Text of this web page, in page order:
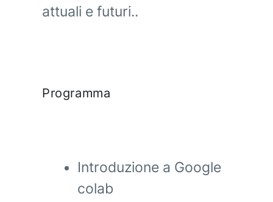
attuali e futuri..
Programma
Introduzione a Google
colab